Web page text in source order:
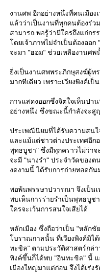
งานศพ อีกอย่างหนึ่งที่คนเมือ
ล้วว่าเป็นงานที่ทุกคนต้องร่ว
สามารถ พอรู้ว่ามีใครถึงแก่ก
ดยเจ้าภาพไม่จำเป็นต้องออ
จะมา "ฮอม" ช่วยเหลืองานศ
งเป็นงานศพพระภิกษุสงฆ์ผู้ท
มากทีเดียว เพราะเวียงพิงค์เป็
การแสดงออกซึ่งจิตใจเห็นป
อย่างหนึ่ง ซึ่งขณะนี้กำลังจะสู
ประเพณีนิยมที่ได้รับความสน
ละแม้แต่ชาวต่างประเทศอีก
พุทธบูชา" ซึ่งมีทุกคราวไม่ว่า
จะมี "นางรำ" ประจำวัดของ
งดงามนี้ ได้รับการถ่ายทอดกั
พอพ้นพรรษาปวารณา จึงเป็นเ
พบเห็นการร่ายรำเป็นพุทธบูช
ครจะเว้นการสนใจเสียได้
หลักเมือง ซึ่งถือว่าเป็น "หลักชั
บราณกาลนั้น ที่เวียงพิงค์มิได้
ทะขิล" ตามประวัติศาสตร์กล่า
พิงค์ขึ้นก็ได้พบ "อินทะขิล" นี้ แ
เมืองใหญ่มาแต่ก่อน จึงได้เร่ง